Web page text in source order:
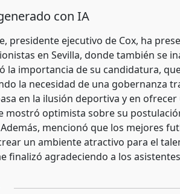
con IA
presidente ejecutivo de Cox, ha
en Sevilla, donde también se
la importancia de su candidatura,
la necesidad de una gobernanza
en la ilusión deportiva y en
mostró optimista sobre su
mencionó que los mejores
un ambiente atractivo para el
finalizó agradeciendo a los